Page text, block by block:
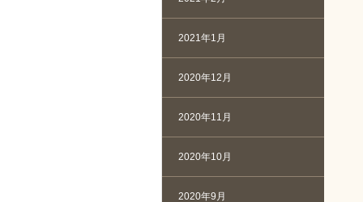
2021年1月
2020年12月
2020年11月
2020年10月
2020年9月